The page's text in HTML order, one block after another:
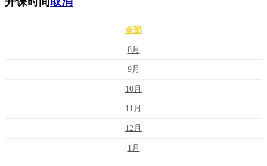
全部
8月
9月
10月
11月
12月
1月